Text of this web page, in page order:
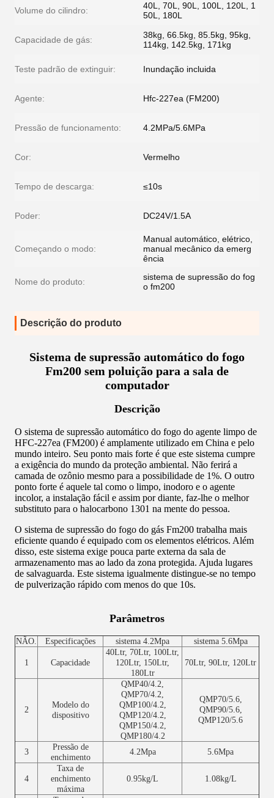
Volume do cilindro:
40L, 70L, 90L, 100L, 120L, 1
50L, 180L
Capacidade de gás:
38kg, 66.5kg, 85.5kg, 95kg,
114kg, 142.5kg, 171kg
Teste padrão de extinguir: Inundação incluida
Agente: Hfc-227ea (FM200)
Pressão de funcionamento: 4.2MPa/5.6MPa
Cor: Vermelho
Tempo de descarga: ≤10s
Poder: DC24V/1.5A
Começando o modo:
Manual automático, elétrico,
manual mecânico da emerg
ência
Nome do produto:
sistema de supressão do fog
o fm200
Descrição do produto
Sistema de supressão automático do fogo
Fm200 sem poluição para a sala de
computador
Descrição
O sistema de supressão automático do fogo do agente limpo de
HFC-227ea (FM200) é amplamente utilizado em China e pelo
mundo inteiro. Seu ponto mais forte é que este sistema cumpre
a exigência do mundo da proteção ambiental. Não ferirá a
camada de ozônio mesmo para a possibilidade de 1%. O outro
ponto forte é aquele tal como o limpo, inodoro e o agente
incolor, a instalação fácil e assim por diante, faz-lhe o melhor
substituto para o halocarbono 1301 na mente do pessoa.
O sistema de supressão do fogo do gás Fm200 trabalha mais
eficiente quando é equipado com os elementos elétricos. Além
disso, este sistema exige pouca parte externa da sala de
armazenamento mas ao lado da zona protegida. Ajuda lugares
de salvaguarda. Este sistema igualmente distingue-se no tempo
de pulverização rápido com menos do que 10s.
Parâmetros
NÃO. Especificações sistema 4.2Mpa sistema 5.6Mpa
1 Capacidade
40Ltr, 70Ltr, 100Ltr,
120Ltr, 150Ltr,
180Ltr
70Ltr, 90Ltr, 120Ltr
2
Modelo do
dispositivo
QMP40/4.2,
QMP70/4.2,
QMP100/4.2,
QMP120/4.2,
QMP150/4.2,
QMP180/4.2
QMP70/5.6,
QMP90/5.6,
QMP120/5.6
3
Pressão de
enchimento
4.2Mpa 5.6Mpa
4
Taxa de
enchimento
máxima
0.95kg/L 1.08kg/L